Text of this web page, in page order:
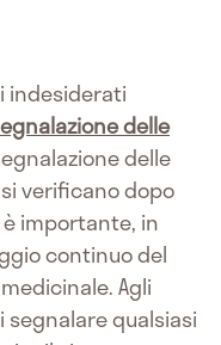
indesiderati
delle
delle
verificano dopo
è importante, in
continuo del
Agli
qualsiasi